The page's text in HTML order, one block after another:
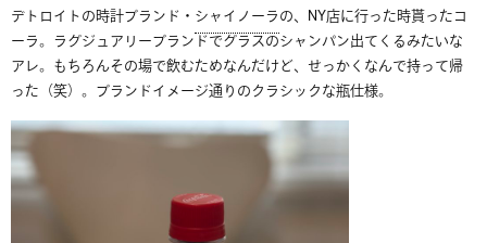
デトロイトの時計ブランド・ シャイノーラの、NY店に行った時貰ったコ
ーラ。ラグジュアリーブランドでグラスのシャンパン出てくるみたいな
アレ。もちろんその場で飲むためなんだけど、せっかくなんで持って帰
った（笑）。ブランドイメージ通りのクラシックな瓶仕様。